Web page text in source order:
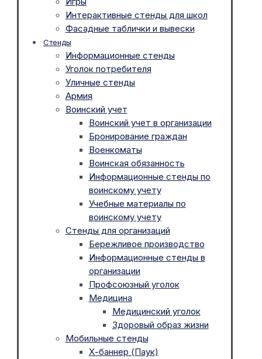
Интерактивные стенды для школ
Фасадные таблички и вывески
Стенды
Информационные стенды
Уголок потребителя
Уличные стенды
Армия
Воинский учет
Воинский учет в организации
Бронирование граждан
Военкоматы
Воинская обязанность
Информационные стенды по
воинскому учету
Учебные материалы по
воинскому учету
Стенды для организаций
Бережливое производство
Информационные стенды в
организации
Профсоюзный уголок
Медицина
Медицинский уголок
Здоровый образ жизни
Мобильные стенды
Х-баннер (Паук)